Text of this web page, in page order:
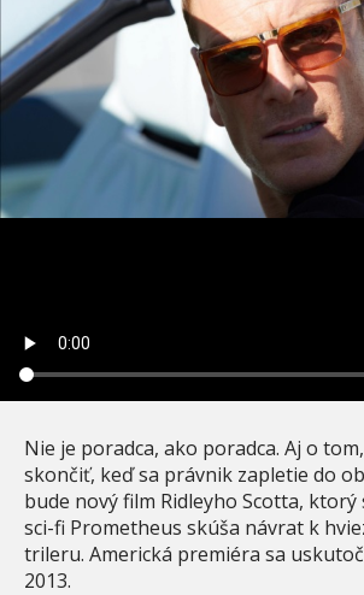
Nie je poradca, ako poradca. Aj o
skončiť, keď sa právnik zapletie do
bude nový film Ridleyho Scotta,
sci-fi Prometheus skúša návrat k
trileru. Americká premiéra sa
2013.